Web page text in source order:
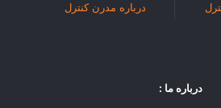
درباره مدرن کنترل
درباره ما :